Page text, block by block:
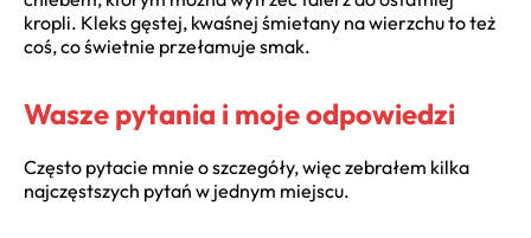
kropli. Kleks gęstej, kwaśnej śmietany na wierzchu to też
coś, co świetnie przełamuje smak.
Wasze pytania i moje odpowiedzi
Często pytacie mnie o szczegóły, więc zebrałem kilka
najczęstszych pytań w jednym miejscu.